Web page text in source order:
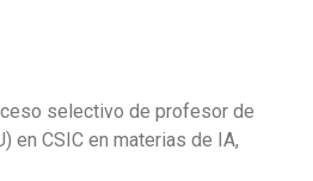
selectivo de profesor de
en CSIC en materias de IA,